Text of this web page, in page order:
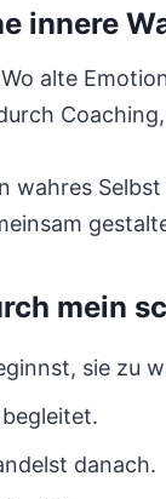
innere
alte
wahres
mein
sie zu
danach.